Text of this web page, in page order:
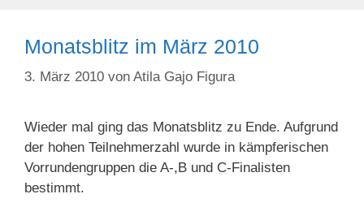
Monatsblitz im März 2010
3. März 2010 von Atila Gajo Figura
Wieder mal ging das Monatsblitz zu Ende. Aufgrund
der hohen Teilnehmerzahl wurde in kämpferischen
Vorrundengruppen die A-,B und C-Finalisten
bestimmt.